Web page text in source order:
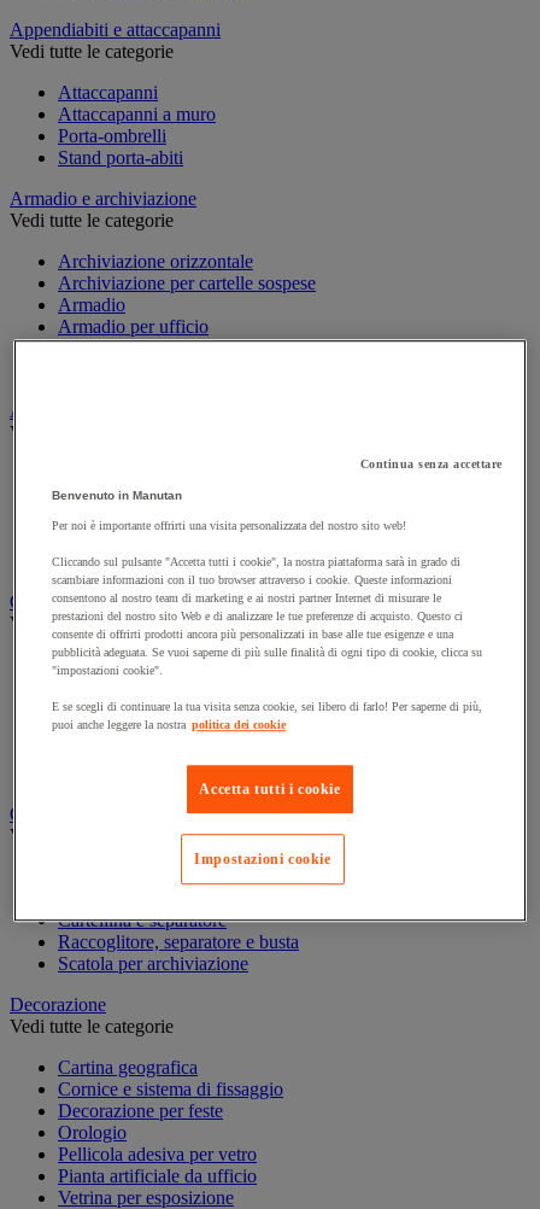
Appendiabiti e attaccapanni
Vedi tutte le categorie
Attaccapanni
Attaccapanni a muro
Porta-ombrelli
Stand porta-abiti
Armadio e archiviazione
Vedi tutte le categorie
Archiviazione orizzontale
Archiviazione per cartelle sospese
Armadio
Armadio per ufficio
Carrello da ufficio
Audiovisivi
Vedi tutte le categorie
Connessione audio e video
Fotocamera, videocamera e binocolo
Insonorizzazione e registrazione professionali
Strumenti per proiezione e videoproiezione
Cancelleria e forniture per ufficio
Vedi tutte le categorie
Agenda, calendario e sottomano
Carta, scheda Bristol e biglietto da visita
Piccole forniture
Classificazione e archiviazione
Vedi tutte le categorie
Cartellina e separatore
Raccoglitore, separatore e busta
Scatola per archiviazione
Decorazione
Vedi tutte le categorie
Cartina geografica
Cornice e sistema di fissaggio
Decorazione per feste
Orologio
Pellicola adesiva per vetro
Pianta artificiale da ufficio
Vetrina per esposizione
Continua senza accettare
Benvenuto in Manutan
Per noi è importante offrirti una visita personalizzata del nostro sito web!
Cliccando sul pulsante "Accetta tutti i cookie", la nostra piattaforma sarà in grado di
scambiare informazioni con il tuo browser attraverso i cookie. Queste informazioni
consentono al nostro team di marketing e ai nostri partner Internet di misurare le
prestazioni del nostro sito Web e di analizzare le tue preferenze di acquisto. Questo ci
consente di offrirti prodotti ancora più personalizzati in base alle tue esigenze e una
pubblicità adeguata. Se vuoi saperne di più sulle finalità di ogni tipo di cookie, clicca su
"impostazioni cookie".
E se scegli di continuare la tua visita senza cookie, sei libero di farlo! Per saperne di più,
puoi anche leggere la nostra politica dei cookie
Accetta tutti i cookie
Impostazioni cookie